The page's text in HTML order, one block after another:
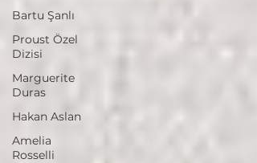
Bartu Şanlı
Proust Özel
Dizisi
Marguerite
Duras
Hakan Aslan
Amelia
Rosselli